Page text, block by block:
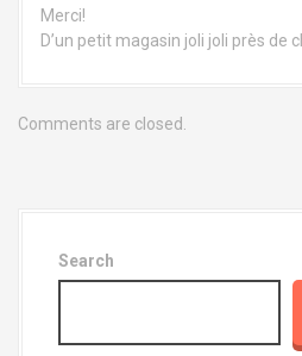
n
Merci!
D’un petit magasin joli joli près de
Comments are closed.
Search